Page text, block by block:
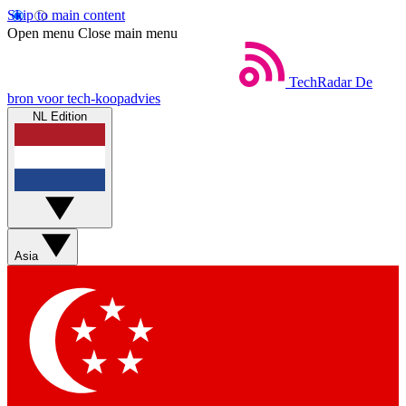
Skip to main content
Open menu Close main menu
TechRadar De
bron voor tech-koopadvies
NL Edition
Asia